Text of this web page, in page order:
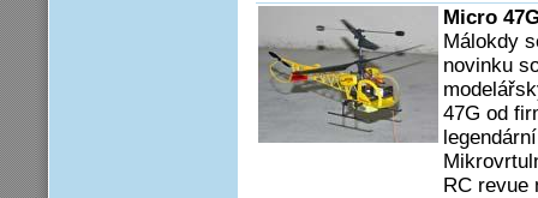
Micro
Málokdy
novinku
47G od
RC revue